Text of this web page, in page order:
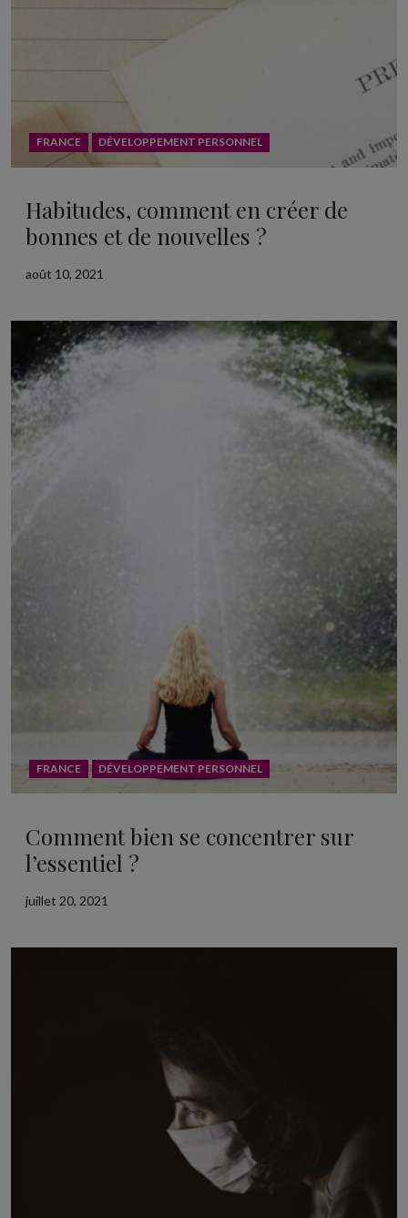
FRANCE DÉVELOPPEMENT PERSONNEL
Habitudes, comment en créer de
bonnes et de nouvelles ?
août 10, 2021
FRANCE DÉVELOPPEMENT PERSONNEL
Comment bien se concentrer sur
l’essentiel ?
juillet 20, 2021